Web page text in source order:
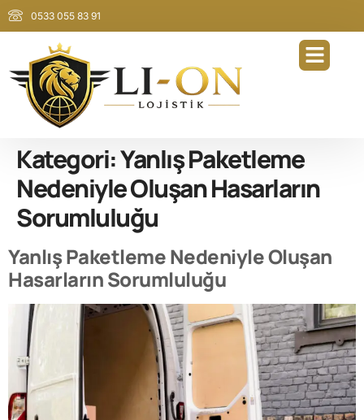
0533 055 83 91
Kategori:Yanlış Paketleme
Nedeniyle Oluşan Hasarların
Sorumluluğu
Yanlış Paketleme Nedeniyle Oluşan
Hasarların Sorumluluğu